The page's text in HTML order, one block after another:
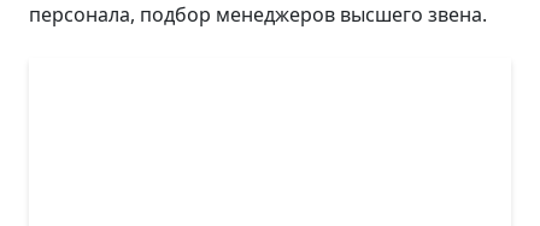
персонала, подбор менеджеров высшего звена.